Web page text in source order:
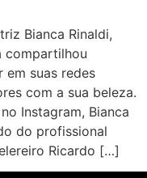
Bianca Rinaldi,
compartilhou
em suas redes
com a sua beleza.
Instagram, Bianca
do profissional
Ricardo […]